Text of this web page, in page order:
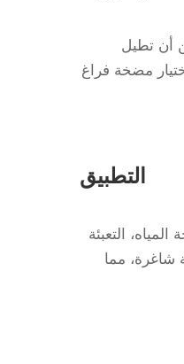
أن تطيل
مضخة فراغ
التطبيق
التعبئة
شاغرة، مما